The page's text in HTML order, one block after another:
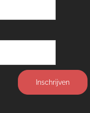
Inschrijven